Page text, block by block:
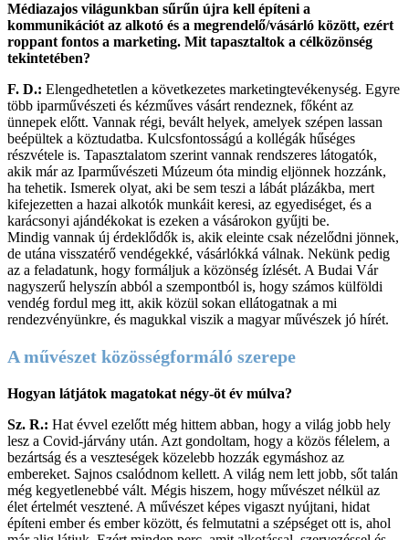
Médiazajos világunkban sűrűn újra kell építeni a
kommunikációt az alkotó és a megrendelő/vásárló között, ezért
roppant fontos a marketing. Mit tapasztaltok a célközönség
tekintetében?
F. D.: Elengedhetetlen a következetes marketingtevékenység. Egyre
több iparművészeti és kézműves vásárt rendeznek, főként az
ünnepek előtt. Vannak régi, bevált helyek, amelyek szépen lassan
beépültek a köztudatba. Kulcsfontosságú a kollégák hűséges
részvétele is. Tapasztalatom szerint vannak rendszeres látogatók,
akik már az Iparművészeti Múzeum óta mindig eljönnek hozzánk,
ha tehetik. Ismerek olyat, aki be sem teszi a lábát plázákba, mert
kifejezetten a hazai alkotók munkáit keresi, az egyediséget, és a
karácsonyi ajándékokat is ezeken a vásárokon gyűjti be.
Mindig vannak új érdeklődők is, akik eleinte csak nézelődni jönnek,
de utána visszatérő vendégekké, vásárlókká válnak. Nekünk pedig
az a feladatunk, hogy formáljuk a közönség ízlését. A Budai Vár
nagyszerű helyszín abból a szempontból is, hogy számos külföldi
vendég fordul meg itt, akik közül sokan ellátogatnak a mi
rendezvényünkre, és magukkal viszik a magyar művészek jó hírét.
A művészet közösségformáló szerepe
Hogyan látjátok magatokat négy-öt év múlva?
Sz. R.: Hat évvel ezelőtt még hittem abban, hogy a világ jobb hely
lesz a Covid-járvány után. Azt gondoltam, hogy a közös félelem, a
bezártság és a veszteségek közelebb hozzák egymáshoz az
embereket. Sajnos csalódnom kellett. A világ nem lett jobb, sőt talán
még kegyetlenebbé vált. Mégis hiszem, hogy művészet nélkül az
élet értelmét vesztené. A művészet képes vigaszt nyújtani, hidat
építeni ember és ember között, és felmutatni a szépséget ott is, ahol